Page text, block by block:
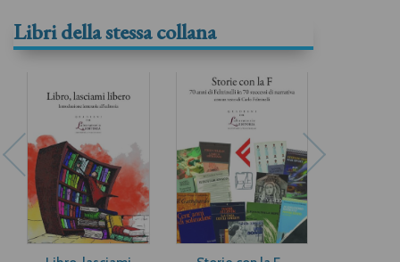
Libri della stessa collana